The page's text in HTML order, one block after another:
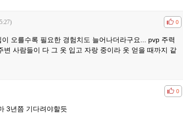
비공감
0
오를수록 필요한 경험치도 늘어나더라구요... pvp 주력
변 사람들이 다 그 옷 입고 자랑 중이라 옷 얻을 때까지 같
비공감
0
3년쯤 기다려야할듯